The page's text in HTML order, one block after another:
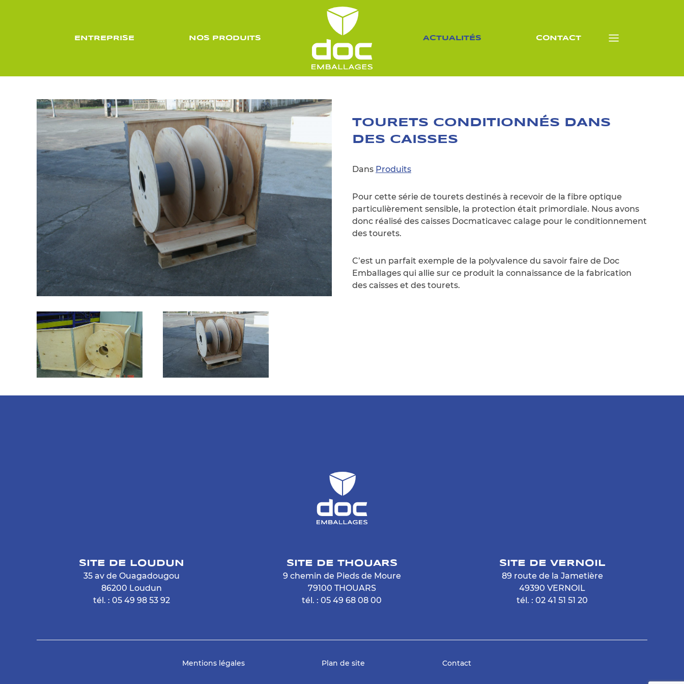
ENTREPRISE NOS PRODUITS ACTUALITÉS CONTACT
TOURETS CONDITIONNÉS DANS
DES CAISSES
Dans Produits
Pour cette série de tourets destinés à recevoir de la fibre optique
particulièrement sensible, la protection était primordiale. Nous avons
donc réalisé des caisses Docmaticavec calage pour le conditionnement
des tourets.
C’est un parfait exemple de la polyvalence du savoir faire de Doc
Emballages qui allie sur ce produit la connaissance de la fabrication
des caisses et des tourets.
SITE DE LOUDUN
35 av de Ouagadougou
86200 Loudun
tél. : 05 49 98 53 92
SITE DE THOUARS
9 chemin de Pieds de Moure
79100 THOUARS
tél. : 05 49 68 08 00
SITE DE VERNOIL
89 route de la Jametière
49390 VERNOIL
tél. : 02 41 51 51 20
Mentions légales Plan de site Contact